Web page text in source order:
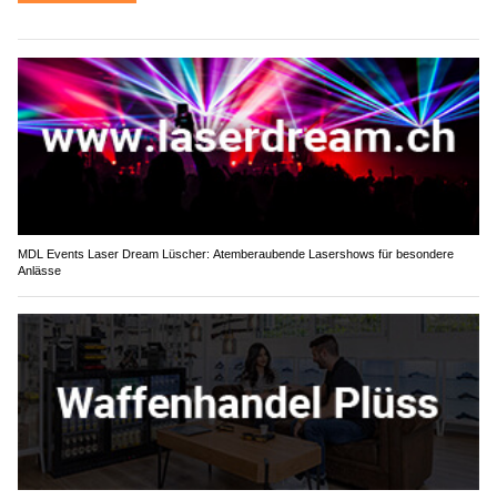
MDL Events Laser Dream Lüscher: Atemberaubende Lasershows für besondere
Anlässe